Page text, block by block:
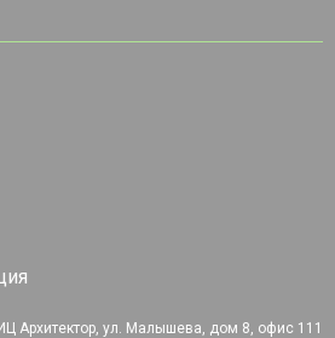
ИЦ Архитектор, ул. Малышева, дом 8, офис 111